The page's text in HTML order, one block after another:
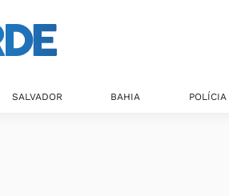
SALVADOR BAHIA POLÍCIA